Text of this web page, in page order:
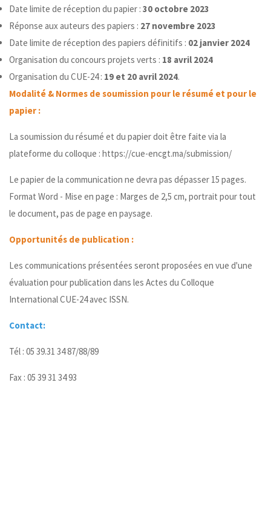
Date limite de réception du papier : 30 octobre 2023
Réponse aux auteurs des papiers : 27 novembre 2023
Date limite de réception des papiers définitifs : 02 janvier 2024
Organisation du concours projets verts : 18 avril 2024
Organisation du CUE-24 : 19 et 20 avril 2024.
Modalité & Normes de soumission pour le résumé et pour le
papier :
La soumission du résumé et du papier doit être faite via la
plateforme du colloque : https://cue-encgt.ma/submission/
Le papier de la communication ne devra pas dépasser 15 pages.
Format Word - Mise en page : Marges de 2,5 cm, portrait pour tout
le document, pas de page en paysage.
Opportunités de publication :
Les communications présentées seront proposées en vue d'une
évaluation pour publication dans les Actes du Colloque
International CUE-24 avec ISSN.
Contact:
Tél : 05 39.31 34 87/88/89
Fax : 05 39 31 34 93